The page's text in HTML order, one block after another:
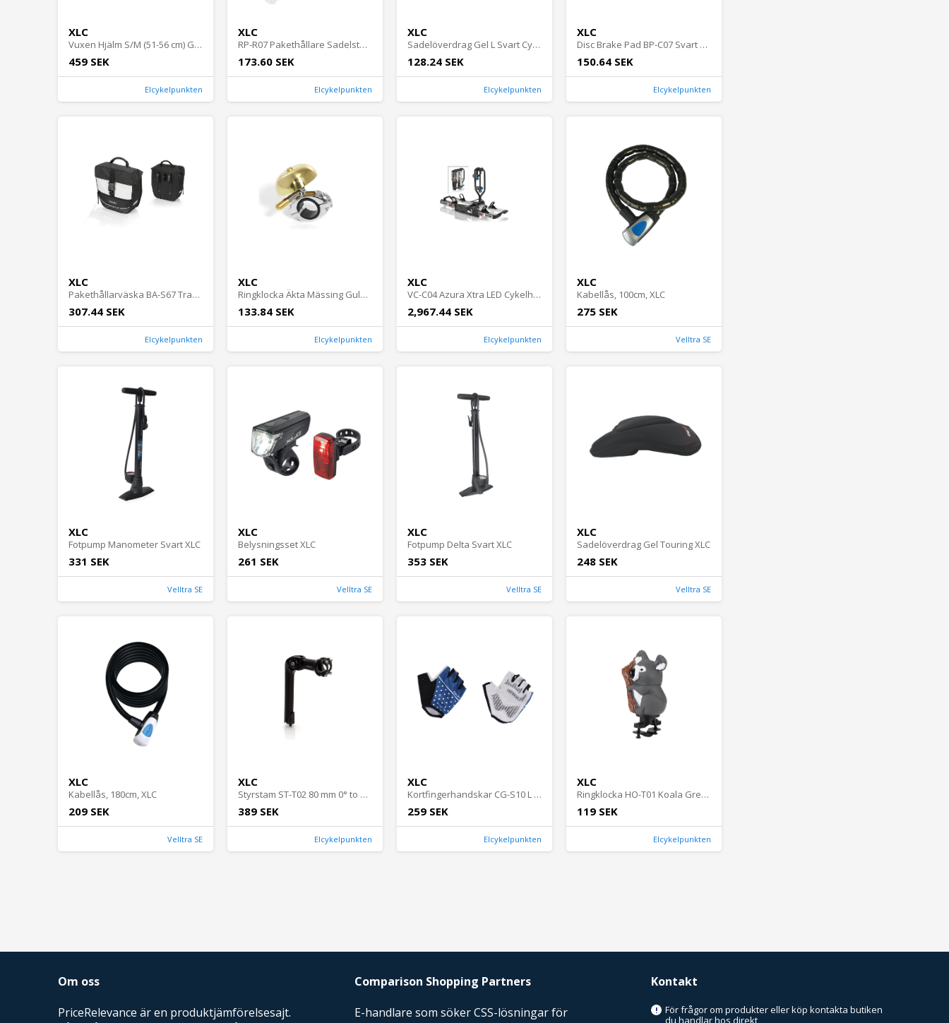
XLC
Vuxen Hjälm S/M (51-56 cm) Grå Cykeltillbehör - Hjälmar - PendlingCykeltillbehör Hjälmar Pendling
459 SEK
Elcykelpunkten
XLC
RP-R07 Pakethållare Sadelstolpemontering Svart Cykeltillbehör - Pakethållare - Pakethållare BakCykeltillbehör Pakethållare Pakethållare Bak
173.60 SEK
Elcykelpunkten
XLC
Sadelöverdrag Gel L Svart Cykeldelar - Sadlar - SadlarCykeldelar Sadlar Sadlar
128.24 SEK
Elcykelpunkten
XLC
Disc Brake Pad BP-C07 Svart Cykeldelar - Bromsklossar & bromsbelägg - SkivbromsbeläggCykeldelar Bromsklossar & bromsbelägg Skivbromsbelägg
150.64 SEK
Elcykelpunkten
XLC
Pakethållarväska BA-S67 Traveller Svart Cykeltillbehör - Cykelväskor - PakethållarväskorCykeltillbehör Cykelväskor Pakethållarväskor
307.44 SEK
Elcykelpunkten
XLC
Ringklocka Äkta Mässing Guld Cykeltillbehör - RingklockorCykeltillbehör Ringklockor
133.84 SEK
Elcykelpunkten
XLC
VC-C04 Azura Xtra LED Cykelhållare för 2 cyklar Svart Cykeltillbehör - Cykelhållare för bil - Cykelhållare DragkrokCykeltillbehör Cykelhållare för
2,967.44 SEK
Elcykelpunkten
XLC
Kabellås, 100cm, XLC
275 SEK
Velltra SE
XLC
Fotpump Manometer Svart XLC
331 SEK
Velltra SE
XLC
Belysningsset XLC
261 SEK
Velltra SE
XLC
Fotpump Delta Svart XLC
353 SEK
Velltra SE
XLC
Sadelöverdrag Gel Touring XLC
248 SEK
Velltra SE
XLC
Kabellås, 180cm, XLC
209 SEK
Velltra SE
XLC
Styrstam ST-T02 80 mm 0° to 60° Cykeldelar - Styrstammar - StyrstammarCykeldelar Styrstammar Styrstammar
389 SEK
Elcykelpunkten
XLC
Kortfingerhandskar CG-S10 L Blå Kläder - Handskar - KortfingersKläder Handskar Kortfingers
259 SEK
Elcykelpunkten
XLC
Ringklocka HO-T01 Koala Grey Cykeltillbehör - RingklockorCykeltillbehör Ringklockor
119 SEK
Elcykelpunkten
Om oss
PriceRelevance är en produktjämförelsesajt.
Comparison Shopping Partners
E-handlare som söker CSS-lösningar för
Kontakt
!
För frågor om produkter eller köp kontakta butiken
du handlar hos direkt